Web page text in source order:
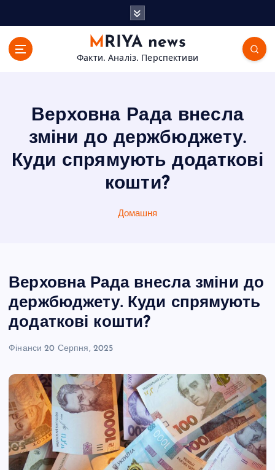
MRIYA news
Факти. Аналіз. Перспективи
Верховна Рада внесла
зміни до держбюджету.
Куди спрямують додаткові
кошти?
Домашня
Верховна Рада внесла зміни до
держбюджету. Куди спрямують
додаткові кошти?
Фінанси 20 Серпня, 2025